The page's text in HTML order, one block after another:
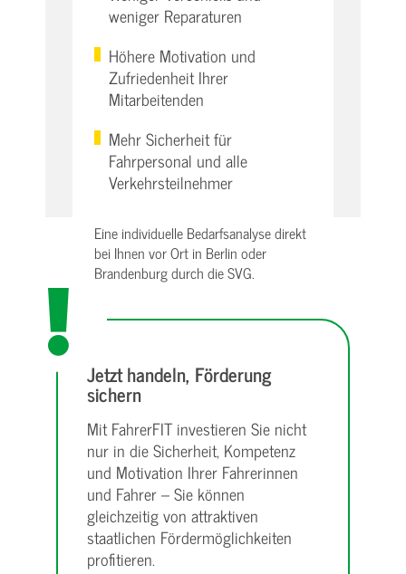
weniger Reparaturen
Höhere Motivation und
Zufriedenheit Ihrer
Mitarbeitenden
Mehr Sicherheit für
Fahrpersonal und alle
Verkehrsteilnehmer
Eine individuelle Bedarfsanalyse direkt
bei Ihnen vor Ort in Berlin oder
Brandenburg durch die SVG.
Jetzt handeln, Förderung
sichern
Mit FahrerFIT investieren Sie nicht
nur in die Sicherheit, Kompetenz
und Motivation Ihrer Fahrerinnen
und Fahrer – Sie können
gleichzeitig von attraktiven
staatlichen Fördermöglichkeiten
profitieren.